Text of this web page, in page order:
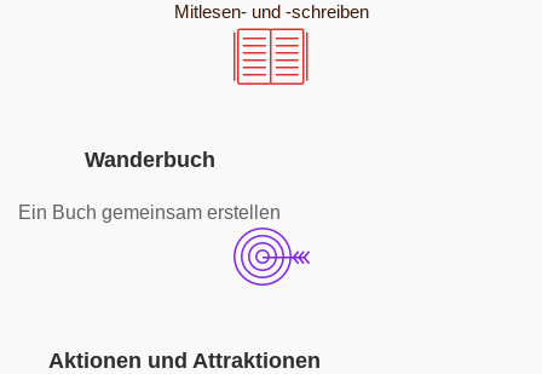
Mitlesen- und -schreiben
Wanderbuch
Ein Buch gemeinsam erstellen
Aktionen und Attraktionen